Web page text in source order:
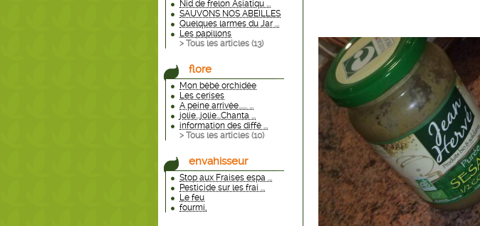
Nid de frelon Asiatiqu ...
SAUVONS NOS ABEILLES
Quelques larmes du Jar ...
Les papillons
> Tous les articles (13)
flore
Mon bébé orchidée
Les cerises
A peine arrivée...... ...
jolie...jolie...Chanta ...
information des diffé ...
> Tous les articles (10)
envahisseur
Stop aux Fraises espa ...
Pesticide sur les frai ...
Le feu
fourmi,